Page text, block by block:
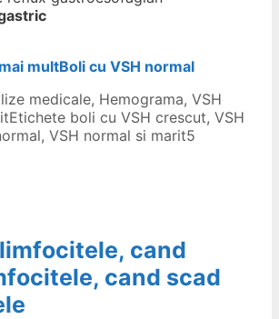
multBoli cu VSH normal
medicale, Hemograma, VSH
Etichete boli cu VSH crescut, VSH
, VSH normal si marit5
cand
cand scad